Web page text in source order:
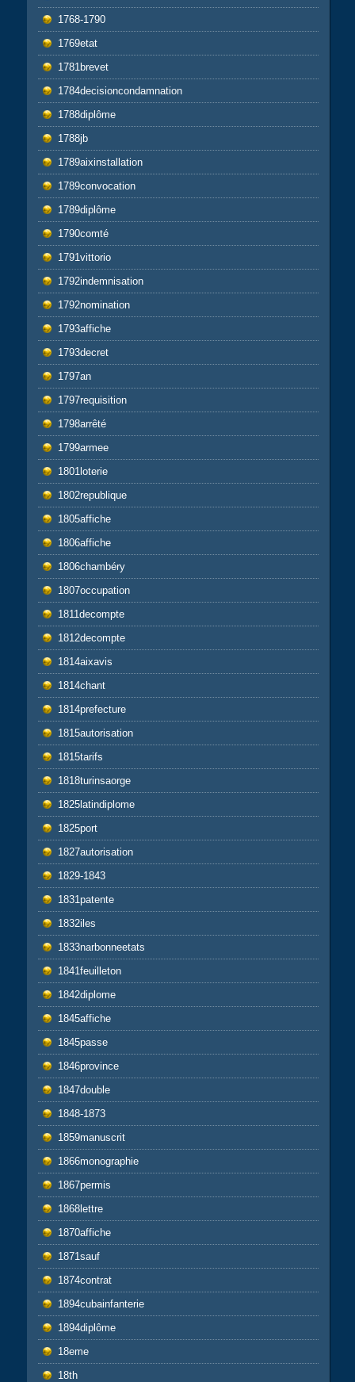
1768-1790
1769etat
1781brevet
1784decisioncondamnation
1788diplôme
1788jb
1789aixinstallation
1789convocation
1789diplôme
1790comté
1791vittorio
1792indemnisation
1792nomination
1793affiche
1793decret
1797an
1797requisition
1798arrêté
1799armee
1801loterie
1802republique
1805affiche
1806affiche
1806chambéry
1807occupation
1811decompte
1812decompte
1814aixavis
1814chant
1814prefecture
1815autorisation
1815tarifs
1818turinsaorge
1825latindiplome
1825port
1827autorisation
1829-1843
1831patente
1832iles
1833narbonneetats
1841feuilleton
1842diplome
1845affiche
1845passe
1846province
1847double
1848-1873
1859manuscrit
1866monographie
1867permis
1868lettre
1870affiche
1871sauf
1874contrat
1894cubainfanterie
1894diplôme
18eme
18th